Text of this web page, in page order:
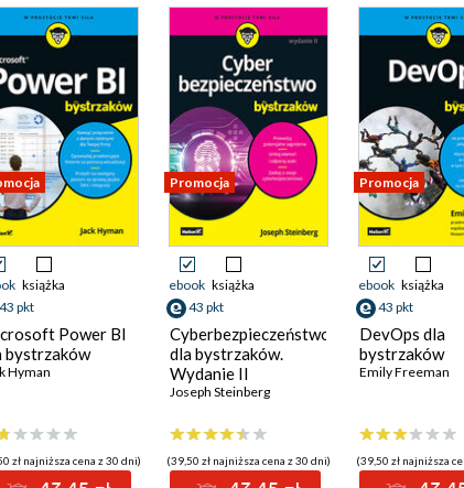
książka
43 pkt
Power BI
bystrzaków
Hyman
zł najniższa cena z 30 dni)
Promocja
ebook książka
43 pkt
Cyberbezpieczeństwo
dla bystrzaków.
Wydanie II
Joseph Steinberg
(39,50 zł najniższa cena z 30 dni)
Promocja
ebook książka
43 pkt
DevOps dla
bystrzaków
Emily Freeman
(39,50 zł najniższa